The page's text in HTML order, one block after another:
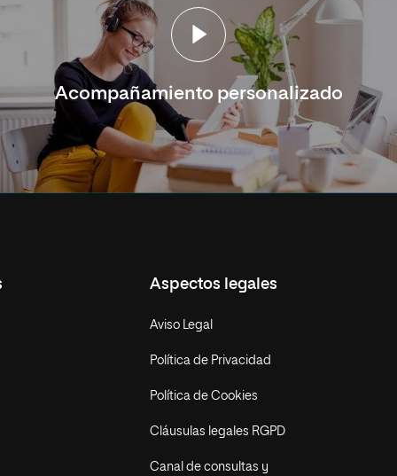
Acompañamiento personalizado
Aspectos legales
Aviso Legal
Política de Privacidad
Política de Cookies
Cláusulas legales RGPD
Canal de consultas y